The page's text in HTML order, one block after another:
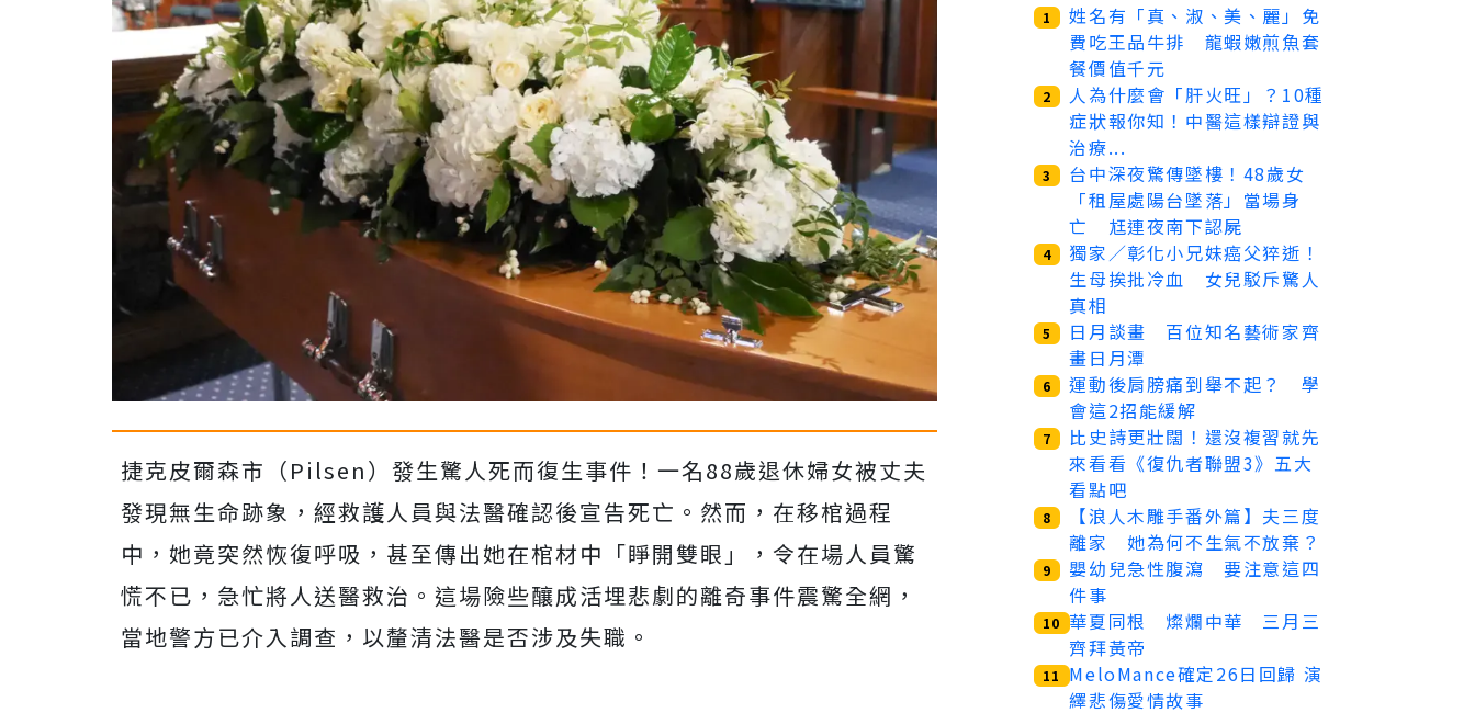
捷克皮爾森市（Pilsen）發生驚人死而復生事件！一名88歲退休婦女被丈夫
發現無生命跡象，經救護人員與法醫確認後宣告死亡。然而，在移棺過程
中，她竟突然恢復呼吸，甚至傳出她在棺材中「睜開雙眼」，令在場人員驚
慌不已，急忙將人送醫救治。這場險些釀成活埋悲劇的離奇事件震驚全網，
當地警方已介入調查，以釐清法醫是否涉及失職。
1
姓名有「真、淑、美、麗」免
費吃王品牛排 龍蝦嫩煎魚套
餐價值千元
2
人為什麼會「肝火旺」？10種
症狀報你知！中醫這樣辯證與
治療...
3
台中深夜驚傳墜樓！48歲女
「租屋處陽台墜落」當場身
亡 尪連夜南下認屍
4
獨家／彰化小兄妹癌父猝逝！
生母挨批冷血 女兒駁斥驚人
真相
5
日月談畫 百位知名藝術家齊
畫日月潭
6
運動後肩膀痛到舉不起？ 學
會這2招能緩解
7
比史詩更壯闊！還沒複習就先
來看看《復仇者聯盟3》五大
看點吧
8
【浪人木雕手番外篇】夫三度
離家 她為何不生氣不放棄？
9
嬰幼兒急性腹瀉 要注意這四
件事
10 華夏同根 燦爛中華 三月三
齊拜黃帝
11
MeloMance確定26日回歸 演
繹悲傷愛情故事